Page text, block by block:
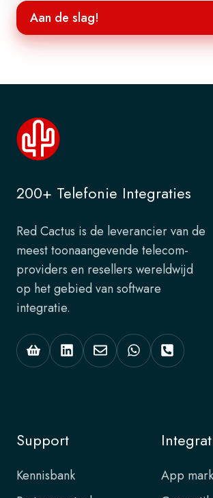
Aan de slag!
Aan
de
slag!
200+ Telefonie Integraties
Red Cactus is de leverancier van de
meest toonaangevende telecom-
providers en resellers wereldwijd
op het gebied van software
integratie.
Support
Kennisbank
App